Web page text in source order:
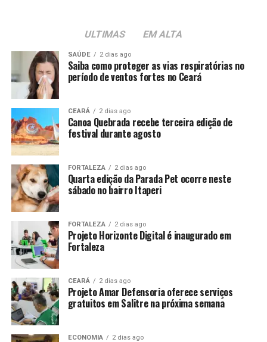
ULTIMAS EM ALTA
SAÚDE 2 dias ago
Saiba como proteger as vias respiratórias no
período de ventos fortes no Ceará
CEARÁ 2 dias ago
Canoa Quebrada recebe terceira edição de
festival durante agosto
FORTALEZA 2 dias ago
Quarta edição da Parada Pet ocorre neste
sábado no bairro Itaperi
FORTALEZA 2 dias ago
Projeto Horizonte Digital é inaugurado em
Fortaleza
CEARÁ 2 dias ago
Projeto Amar Defensoria oferece serviços
gratuitos em Salitre na próxima semana
ECONOMIA 2 dias ago